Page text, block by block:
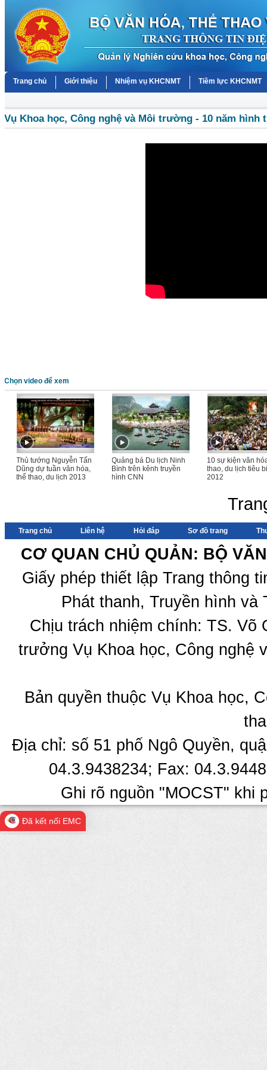
Trang chủ Giới thiệu Nhiệm vụ KHCNMT Tiềm lực KHCNMT
Vụ Khoa học, Công nghệ và Môi trường - 10 năm hình
Chọn video để xem
Thủ tướng Nguyễn Tấn
Dũng dự tuần văn hóa,
thể thao, du lịch 2013
Quảng bá Du lịch Ninh
Bình trên kênh truyền
hình CNN
10 sự kiện văn
thao, du lịch tiêu
2012
Trang chủ Liên hệ Hỏi đáp Sơ đồ trang
CƠ QUAN CHỦ QUẢN: BỘ
Giấy phép thiết lập Trang thông
Phát thanh, Truyền hình
Chịu trách nhiệm chính: TS.
trưởng Vụ Khoa học, Công nghệ
Bản quyền thuộc Vụ Khoa học,
Địa chỉ: số 51 phố Ngô Quyền,
04.3.9438234; Fax:
Ghi rõ nguồn "MOCST" khi
Đã kết nối EMC